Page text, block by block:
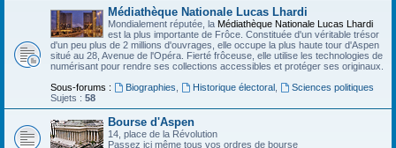
Médiathèque Nationale Lucas Lhardi
Mondialement réputée, la Médiathèque Nationale Lucas Lhardi
est la plus importante de Frôce. Constituée d'un véritable trésor
d'un peu plus de 2 millions d'ouvrages, elle occupe la plus haute tour d'Aspen
situé au 28, Avenue de l'Opéra. Fierté frôceuse, elle utilise les technologies de
numérisant pour rendre ses collections accessibles et protéger ses originaux.
Sous-forums :
Biographies Historique électoral,
Sciences politiques
Sujets : 58
Bourse d'Aspen
14, place de la Révolution
Passez ici même tous vos ordres de bourse